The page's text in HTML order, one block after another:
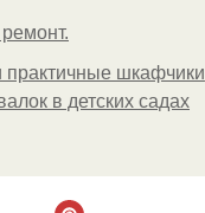
практичные шкафчики
в детских садах